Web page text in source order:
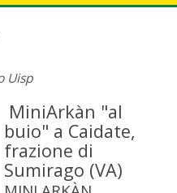
Uisp
MiniArkàn "al
buio" a Caidate,
frazione di
Sumirago (VA)